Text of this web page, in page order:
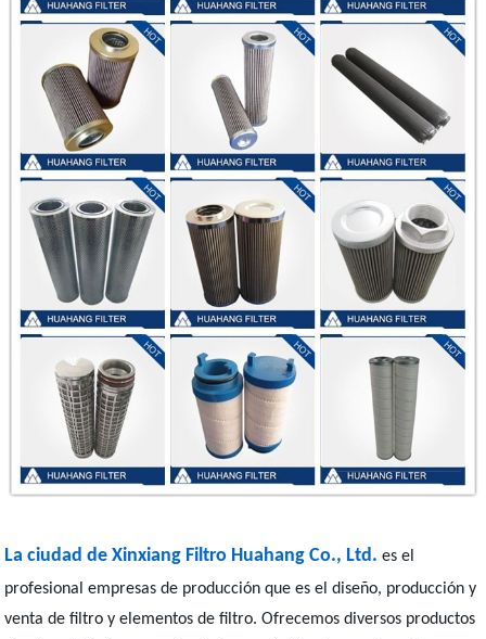
La ciudad de Xinxiang Filtro Huahang Co., Ltd.es el
profesional empresas de producción que es el diseño, producción y
venta de filtro y elementos de filtro. Ofrecemos diversos productos